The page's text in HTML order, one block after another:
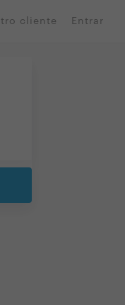
cliente Entrar